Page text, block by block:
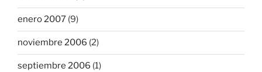
enero 2007 (9)
noviembre 2006 (2)
septiembre 2006 (1)